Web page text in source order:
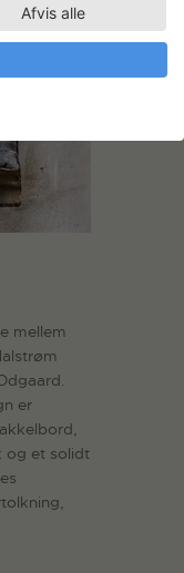
mellem
er
og et solidt
Afvis alle